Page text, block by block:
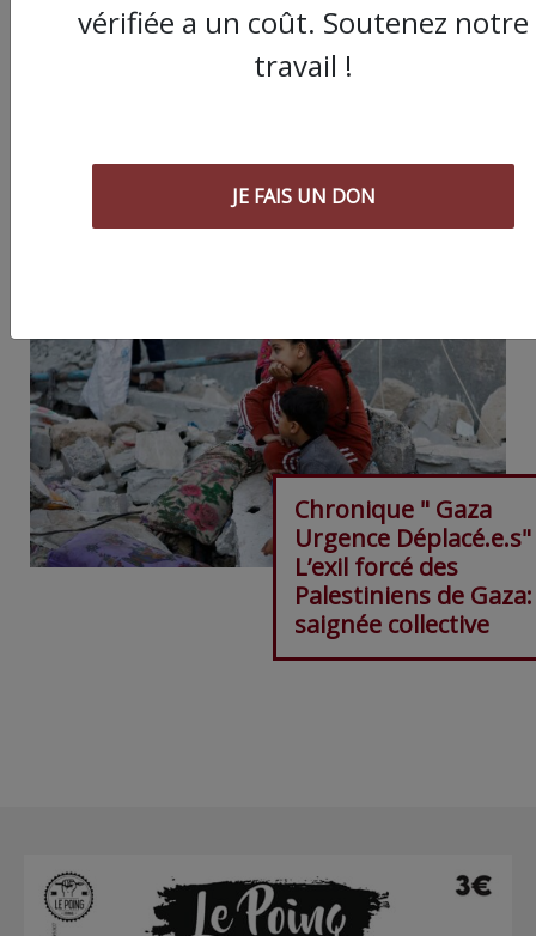
ARTICLE AGORA SUIVANT :
Chronique " Gaza
Urgence Déplacé.e.s"
L’exil forcé des
Palestiniens de
saignée collective
vérifiée a un coût. Soutenez notre
travail !
JE FAIS UN DON